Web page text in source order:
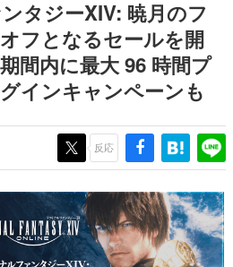
てはいけない。『赫本』は、〈試験問題〉
ホラー小説集です。
タルゲーム市場を担う若きクリエイター達
らのルーツと情熱を探っていきます。
影響を受けた作家さんに取材し、ゲームが
ツ産業やカルチャーに与えた影響を探る企
ルゲーム産業史
タジーXIV: 暁月のフ
フとなるセールを開
間内に最大 96 時間プ
インキャンペーンも
反応